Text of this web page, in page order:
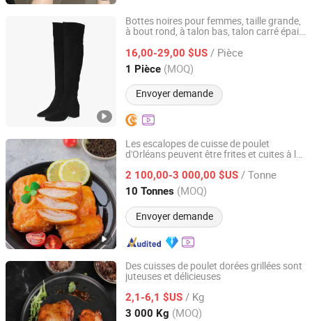
Bottes noires pour femmes, taille grande,
à bout rond, à talon bas, talon carré épais,
genou,cuissardes
16,00-29,00 $US / Pièce
1 Pièce (MOQ)
Envoyer demande
Leyida Trading Co., Ltd.
Fujian, China Depuis 2025
Les escalopes de cuisse de poulet
d'Orléans peuvent être frites et cuites à la
2 100,00-3 000,00 $US / Tonne
10 Tonnes (MOQ)
Envoyer demande
Pintong International Trade (Qingdao) Co, Ltd.
Shandong, China Depuis 2025
Des cuisses de poulet dorées grillées sont
juteuses et délicieuses
2,1-6,1 $US / Kg
3 000 Kg (MOQ)
SHANDONG ZHENGTENG FOOD CO.,LTD
Shandong, China Depuis 2024